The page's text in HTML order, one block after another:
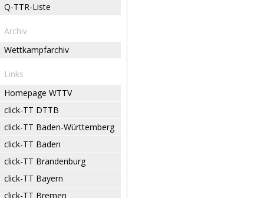
Q-TTR-Liste
Archiv
Wettkampfarchiv
Links
Homepage WTTV
click-TT DTTB
click-TT Baden-Württemberg
click-TT Baden
click-TT Brandenburg
click-TT Bayern
click-TT Bremen